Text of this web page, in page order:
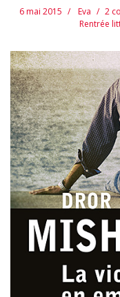
6 mai 2015 Eva 2
Rentrée